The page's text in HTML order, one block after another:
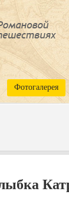
Фотогалерея